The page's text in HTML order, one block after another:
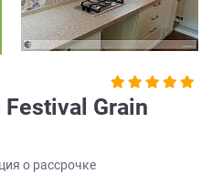
Grain
о рассрочке